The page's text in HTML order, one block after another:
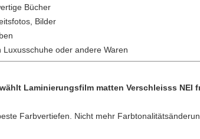
Bücher
Bilder
Luxusschuhe oder andere Waren
Laminierungsfilm matten Verschleisss NEI
Farbvertiefen. Nicht mehr